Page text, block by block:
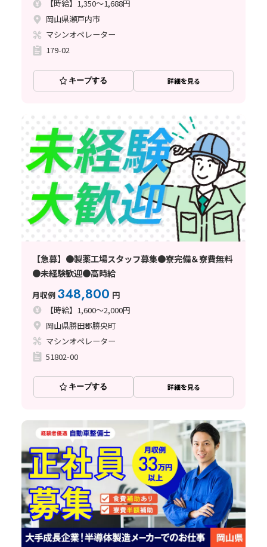
【時給】1,350～1,688円
岡山県瀬戸内市
マシンオペレーター
179-02
キープする 詳細を見る
【急募】●製薬工場スタッフ募集●寮完備＆寮費無料
●未経験歓迎●高時給
月収例 348,800 円
【時給】1,600～2,000円
岡山県勝田郡勝央町
マシンオペレーター
51802-00
キープする 詳細を見る